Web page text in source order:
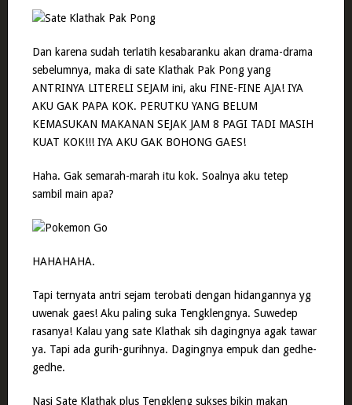
Dan karena sudah terlatih kesabaranku akan drama-drama
sebelumnya, maka di sate Klathak Pak Pong yang
ANTRINYA LITERELI SEJAM ini, aku FINE-FINE AJA! IYA
AKU GAK PAPA KOK. PERUTKU YANG BELUM
KEMASUKAN MAKANAN SEJAK JAM 8 PAGI TADI MASIH
KUAT KOK!!! IYA AKU GAK BOHONG GAES!
Haha. Gak semarah-marah itu kok. Soalnya aku tetep
sambil main apa?
HAHAHAHA.
Tapi ternyata antri sejam terobati dengan hidangannya yg
uwenak gaes! Aku paling suka Tengklengnya. Suwedep
rasanya! Kalau yang sate Klathak sih dagingnya agak tawar
ya. Tapi ada gurih-gurihnya. Dagingnya empuk dan gedhe-
gedhe.
Nasi Sate Klathak plus Tengkleng sukses bikin makan